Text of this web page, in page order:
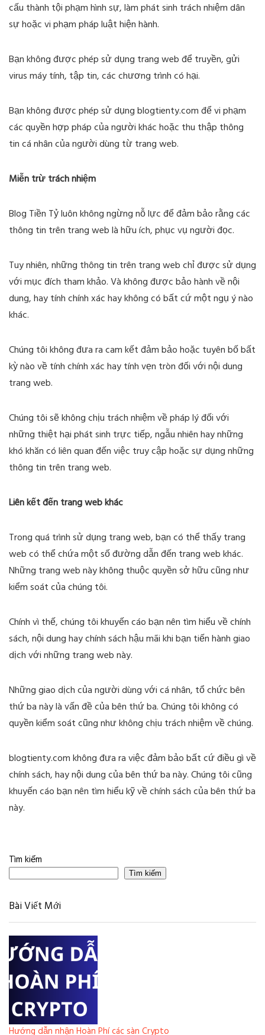
cấu thành tội phạm hình sự, làm phát sinh trách nhiệm dân
sự hoặc vi phạm pháp luật hiện hành.
Bạn không được phép sử dụng trang web để truyền, gửi
virus máy tính, tập tin, các chương trình có hại.
Bạn không được phép sử dụng blogtienty.com để vi phạm
các quyền hợp pháp của người khác hoặc thu thập thông
tin cá nhân của người dùng từ trang web.
Miễn trừ trách nhiệm
Blog Tiền Tỷ luôn không ngừng nỗ lực để đảm bảo rằng các
thông tin trên trang web là hữu ích, phục vụ người đọc.
Tuy nhiên, những thông tin trên trang web chỉ được sử dụng
với mục đích tham khảo. Và không được bảo hành về nội
dung, hay tính chính xác hay không có bất cứ một ngụ ý nào
khác.
Chúng tôi không đưa ra cam kết đảm bảo hoặc tuyên bố bất
kỳ nào về tính chính xác hay tính vẹn tròn đối với nội dung
trang web.
Chúng tôi sẽ không chịu trách nhiệm về pháp lý đối với
những thiệt hại phát sinh trực tiếp, ngẫu nhiên hay những
khó khăn có liên quan đến việc truy cập hoặc sự dụng những
thông tin trên trang web.
Liên kết đến trang web khác
Trong quá trình sử dụng trang web, bạn có thể thấy trang
web có thể chứa một số đường dẫn đến trang web khác.
Những trang web này không thuộc quyền sở hữu cũng như
kiểm soát của chúng tôi.
Chính vì thế, chúng tôi khuyến cáo bạn nên tìm hiểu về chính
sách, nội dung hay chính sách hậu mãi khi bạn tiến hành giao
dịch với những trang web này.
Những giao dịch của người dùng với cá nhân, tổ chức bên
thứ ba này là vấn đề của bên thứ ba. Chúng tôi không có
quyền kiểm soát cũng như không chịu trách nhiệm về chúng.
blogtienty.com không đưa ra việc đảm bảo bất cứ điều gì về
chính sách, hay nội dung của bên thứ ba này. Chúng tôi cũng
khuyến cáo bạn nên tìm hiểu kỹ về chính sách của bên thứ ba
này.
Tìm kiếm
Tìm kiếm
Bài Viết Mới
Hướng dẫn nhận Hoàn Phí các sàn Crypto